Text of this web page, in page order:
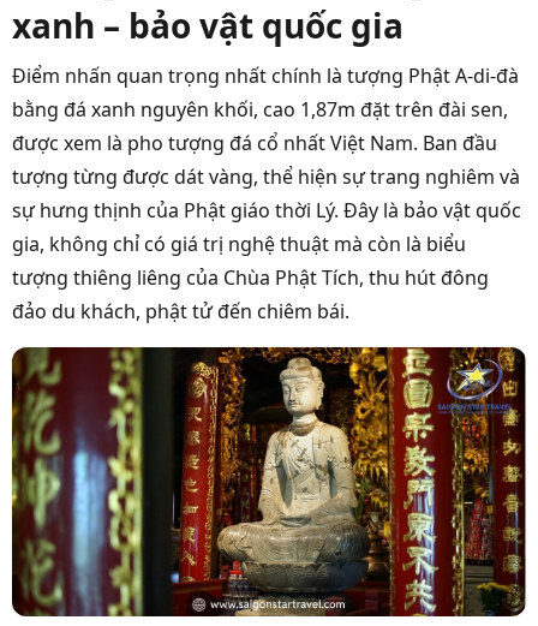
xanh – bảo vật quốc gia
Điểm nhấn quan trọng nhất chính là tượng Phật A-di-đà
bằng đá xanh nguyên khối, cao 1,87m đặt trên đài sen,
được xem là pho tượng đá cổ nhất Việt Nam. Ban đầu
tượng từng được dát vàng, thể hiện sự trang nghiêm và
sự hưng thịnh của Phật giáo thời Lý. Đây là bảo vật quốc
gia, không chỉ có giá trị nghệ thuật mà còn là biểu
tượng thiêng liêng của Chùa Phật Tích, thu hút đông
đảo du khách, phật tử đến chiêm bái.